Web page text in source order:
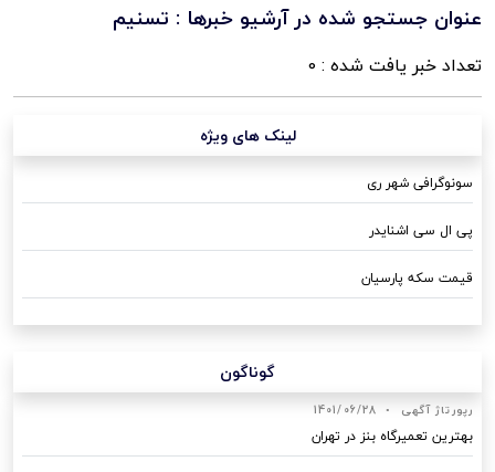
عنوان جستجو شده در آرشیو خبرها : تسنیم
تعداد خبر یافت شده : 0
لینک های ویژه
سونوگرافی شهر ری
پی ال سی اشنایدر
قیمت سکه پارسیان
گوناگون
رپورتاژ آگهی •
1401/06/28
بهترین تعمیرگاه بنز در تهران